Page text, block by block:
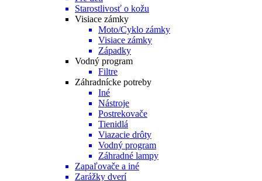
Starostlivosť o kožu
Visiace zámky
Moto/Cyklo zámky
Visiace zámky
Západky
Vodný program
Filtre
Záhradnícke potreby
Iné
Nástroje
Postrekovače
Tienidlá
Viazacie drôty
Vodný program
Záhradné lampy
Zapaľovače a iné
Zarážky dverí